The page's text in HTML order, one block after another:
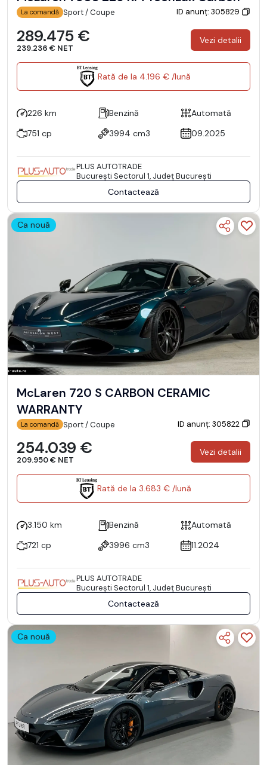
La comandă Sport / Coupe ID anunț: 305829
289.475 €
239.236 € NET
Vezi detalii
Rată de la 4.196 € /lună
226 km Benzină
Automată
751 cp
3994 cm3 09.2025
PLUS AUTOTRADE
Bucureşti Sectorul 1, Județ București
Contactează
Ca nouă
McLaren 720 S CARBON CERAMIC
WARRANTY
La comandă Sport / Coupe ID anunț: 305822
254.039 €
209.950 € NET
Vezi detalii
Rată de la 3.683 € /lună
3.150 km Benzină
Automată
721 cp
3996 cm3 11.2024
PLUS AUTOTRADE
Bucureşti Sectorul 1, Județ București
Contactează
Ca nouă